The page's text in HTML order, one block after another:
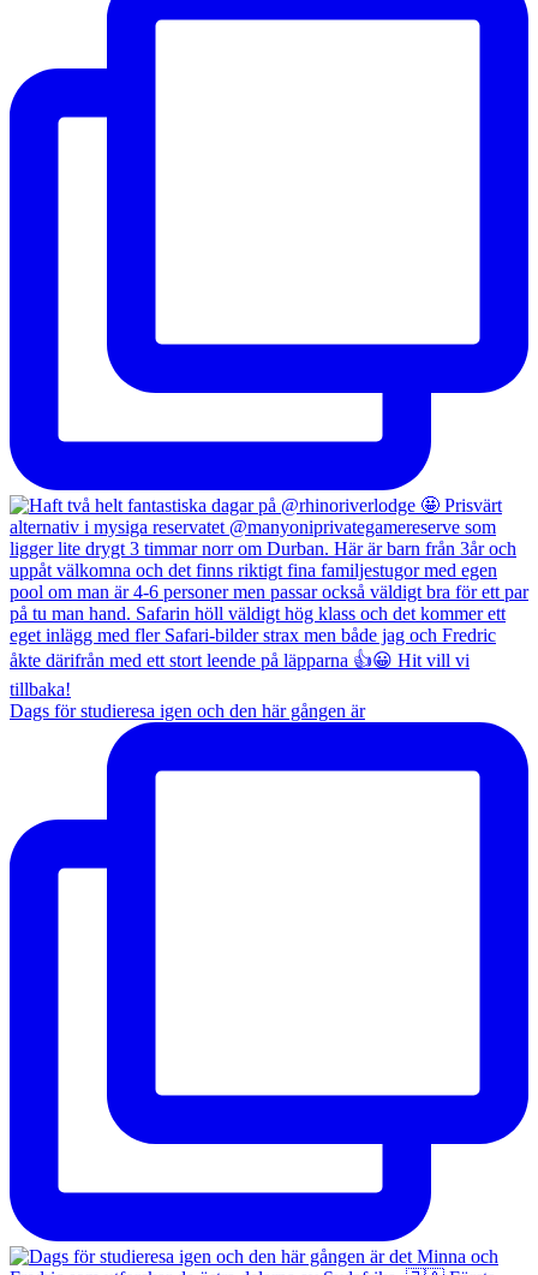
Dags för studieresa igen och den här gången är